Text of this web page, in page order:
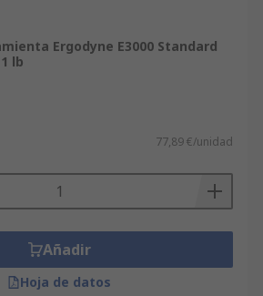
Ergodyne E3000 Standard
lb
77,89 €/unidad
Añadir
Hoja de datos